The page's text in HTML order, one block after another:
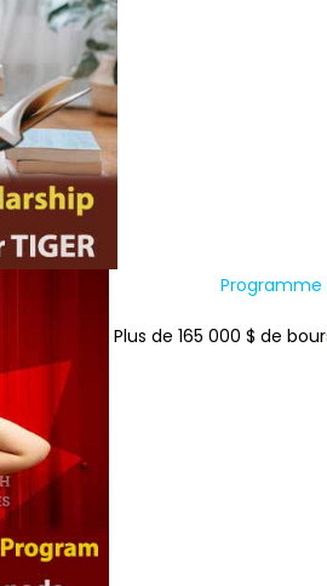
Programme
Plus de 165 000 $ de